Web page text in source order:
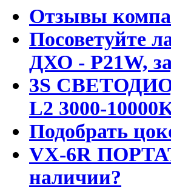
Отзывы
Посоветуйте
ДХО - P21W,
3S
L2 3000-
Подобрать
VX-6R
наличии?